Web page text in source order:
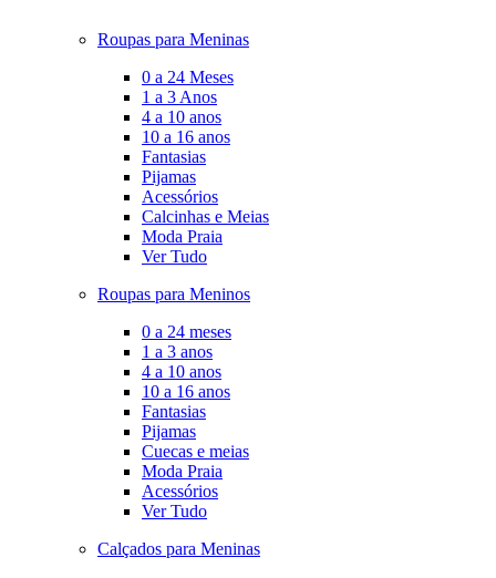
Roupas para Meninas
0 a 24 Meses
1 a 3 Anos
4 a 10 anos
10 a 16 anos
Fantasias
Pijamas
Acessórios
Calcinhas e Meias
Moda Praia
Ver Tudo
Roupas para Meninos
0 a 24 meses
1 a 3 anos
4 a 10 anos
10 a 16 anos
Fantasias
Pijamas
Cuecas e meias
Moda Praia
Acessórios
Ver Tudo
Calçados para Meninas